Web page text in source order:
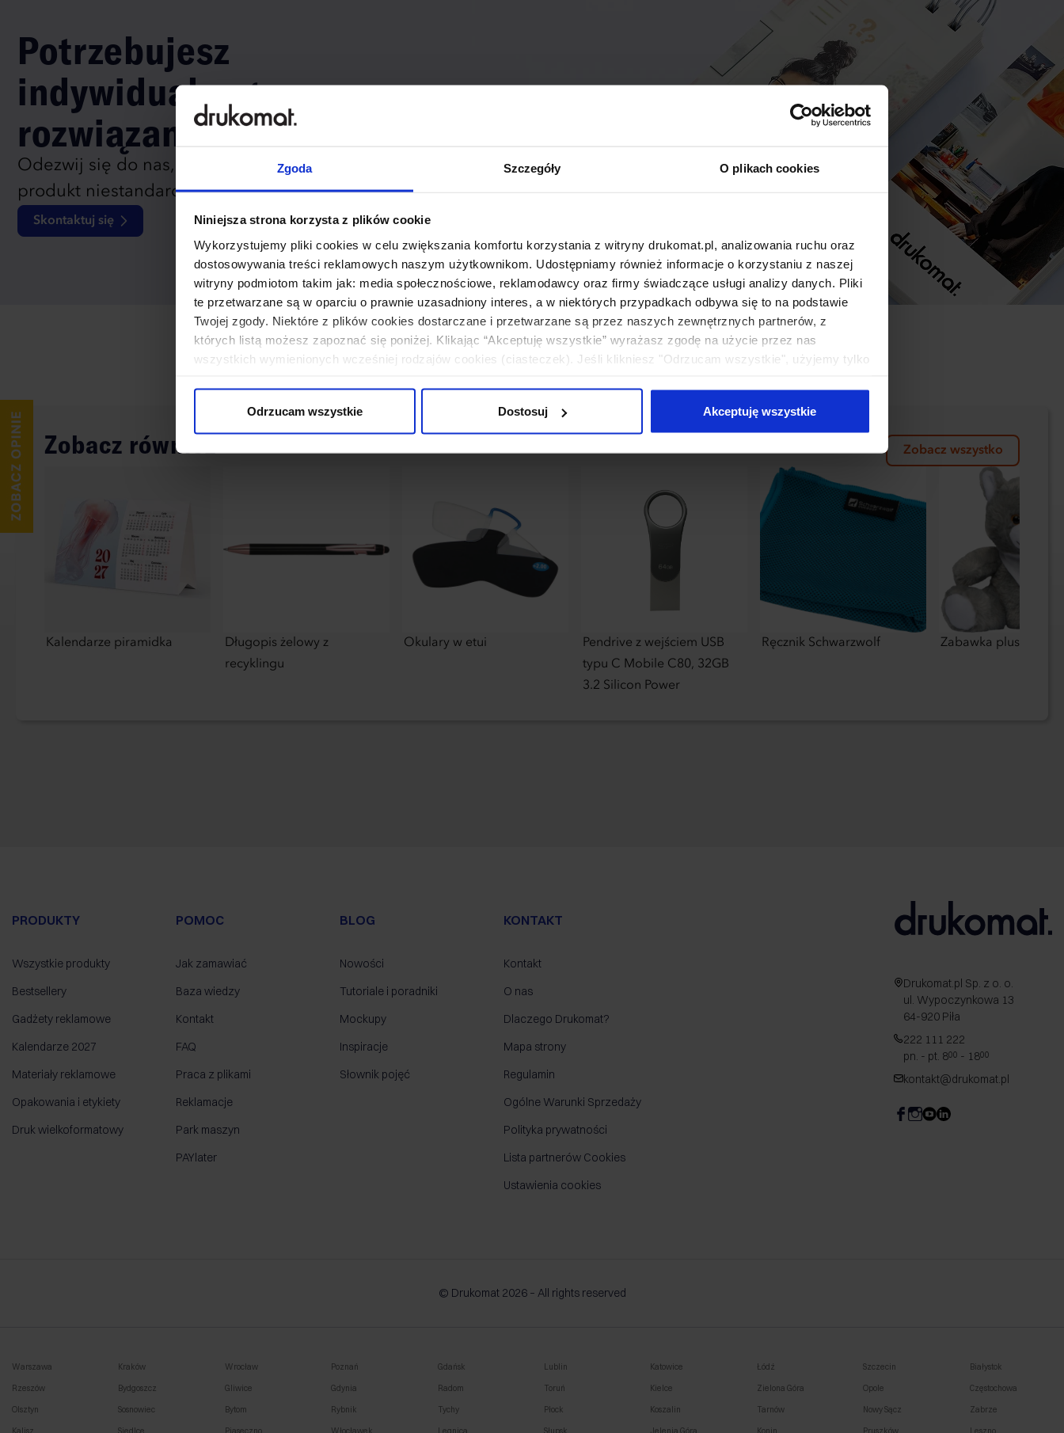
Zgoda Szczegóły O plikach cookies
Niniejsza strona korzysta z plików cookie
Wykorzystujemy pliki cookies w celu zwiększania komfortu korzystania z witryny drukomat.pl, analizowania ruchu oraz
dostosowywania treści reklamowych naszym użytkownikom. Udostępniamy również informacje o korzystaniu z naszej
witryny podmiotom takim jak: media społecznościowe, reklamodawcy oraz firmy świadczące usługi analizy danych. Pliki
te przetwarzane są w oparciu o prawnie uzasadniony interes, a w niektórych przypadkach odbywa się to na podstawie
Twojej zgody. Niektóre z plików cookies dostarczane i przetwarzane są przez naszych zewnętrznych partnerów, z
których listą możesz zapoznać się poniżej. Klikając “Akceptuję wszystkie” wyrażasz zgodę na użycie przez nas
wszystkich wymienionych wcześniej rodzajów cookies (ciasteczek). Jeśli klikniesz "Odrzucam wszystkie", użyjemy tylko
Odrzucam wszystkie
Dostosuj Akceptuję wszystkie
Potrzebujesz
indywidualnego
rozwiązania?
Odezwij się do nas, aby omówić
produkt niestandardowy.
Skontaktuj się
Zobacz również Zobacz wszystko
Kalendarze piramidka
Długopis żelowy z
recyklingu
Okulary w etui
Pendrive z wejściem USB
typu C Mobile C80, 32GB
3.2 Silicon Power
Ręcznik Schwarzwolf Zabawka pluszowy
PRODUKTY
Wszystkie produkty
Bestsellery
Gadżety reklamowe
Kalendarze 2027
Materiały reklamowe
Opakowania i etykiety
Druk wielkoformatowy
POMOC
Jak zamawiać
Baza wiedzy
Kontakt
FAQ
Praca z plikami
Reklamacje
Park maszyn
PAYlater
BLOG
Nowości
Tutoriale i poradniki
Mockupy
Inspiracje
Słownik pojęć
KONTAKT
Kontakt
O nas
Dlaczego Drukomat?
Mapa strony
Regulamin
Ogólne Warunki Sprzedaży
Polityka prywatności
Lista partnerów Cookies
Ustawienia cookies
Drukomat.pl Sp. z o. o.
ul. Wypoczynkowa 13
64-920 Piła
222 111 222
pn. - pt. 800 - 1800
kontakt@drukomat.pl
© Drukomat 2026 – All rights reserved
Warszawa Kraków Wrocław Poznań Gdańsk Lublin Katowice Łódź Szczecin Białystok
Rzeszów Bydgoszcz Gliwice Gdynia Radom Toruń Kielce Zielona Góra Opole Częstochowa
Olsztyn Sosnowiec Bytom Rybnik Tychy Płock Koszalin Tarnów Nowy Sącz Zabrze